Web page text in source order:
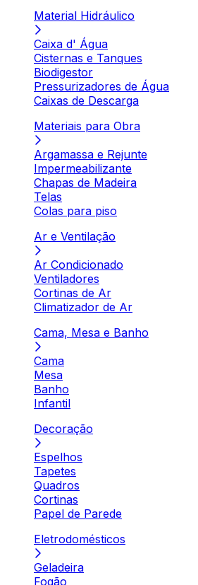
Material Hidráulico
Caixa d' Água
Cisternas e Tanques
Biodigestor
Pressurizadores de Água
Caixas de Descarga
Materiais para Obra
Argamassa e Rejunte
Impermeabilizante
Chapas de Madeira
Telas
Colas para piso
Ar e Ventilação
Ar Condicionado
Ventiladores
Cortinas de Ar
Climatizador de Ar
Cama, Mesa e Banho
Cama
Mesa
Banho
Infantil
Decoração
Espelhos
Tapetes
Quadros
Cortinas
Papel de Parede
Eletrodomésticos
Geladeira
Fogão